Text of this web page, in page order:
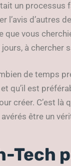
un processus
d’autres
que vous
à chercher
de temps
qu’il est
créer. C’est là
être un
Tech